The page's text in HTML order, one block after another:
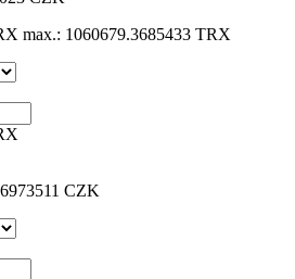
max.: 1060679.3685433 TRX
CZK